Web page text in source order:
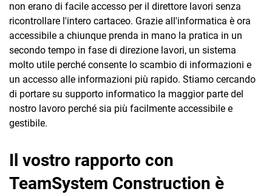
non erano di facile accesso per il direttore lavori senza
ricontrollare l'intero cartaceo. Grazie all'informatica è ora
accessibile a chiunque prenda in mano la pratica in un
secondo tempo in fase di direzione lavori, un sistema
molto utile perché consente lo scambio di informazioni e
un accesso alle informazioni più rapido. Stiamo cercando
di portare su supporto informatico la maggior parte del
nostro lavoro perché sia più facilmente accessibile e
gestibile.
Il vostro rapporto con
TeamSystem Construction è